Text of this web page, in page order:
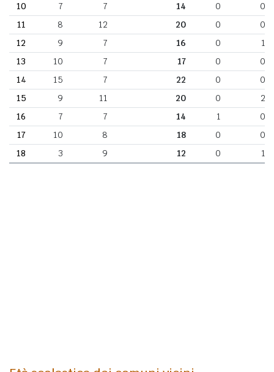
10
7 7 14 0
0
11
8 12 20 0
0
12
9 7 16 0
1
13
10 7 17 0
0
14
15 7 22 0
0
15
9 11 20 0
2
16
7 7 14 1
0
17
10 8 18 0
0
18
3 9 12 0 1